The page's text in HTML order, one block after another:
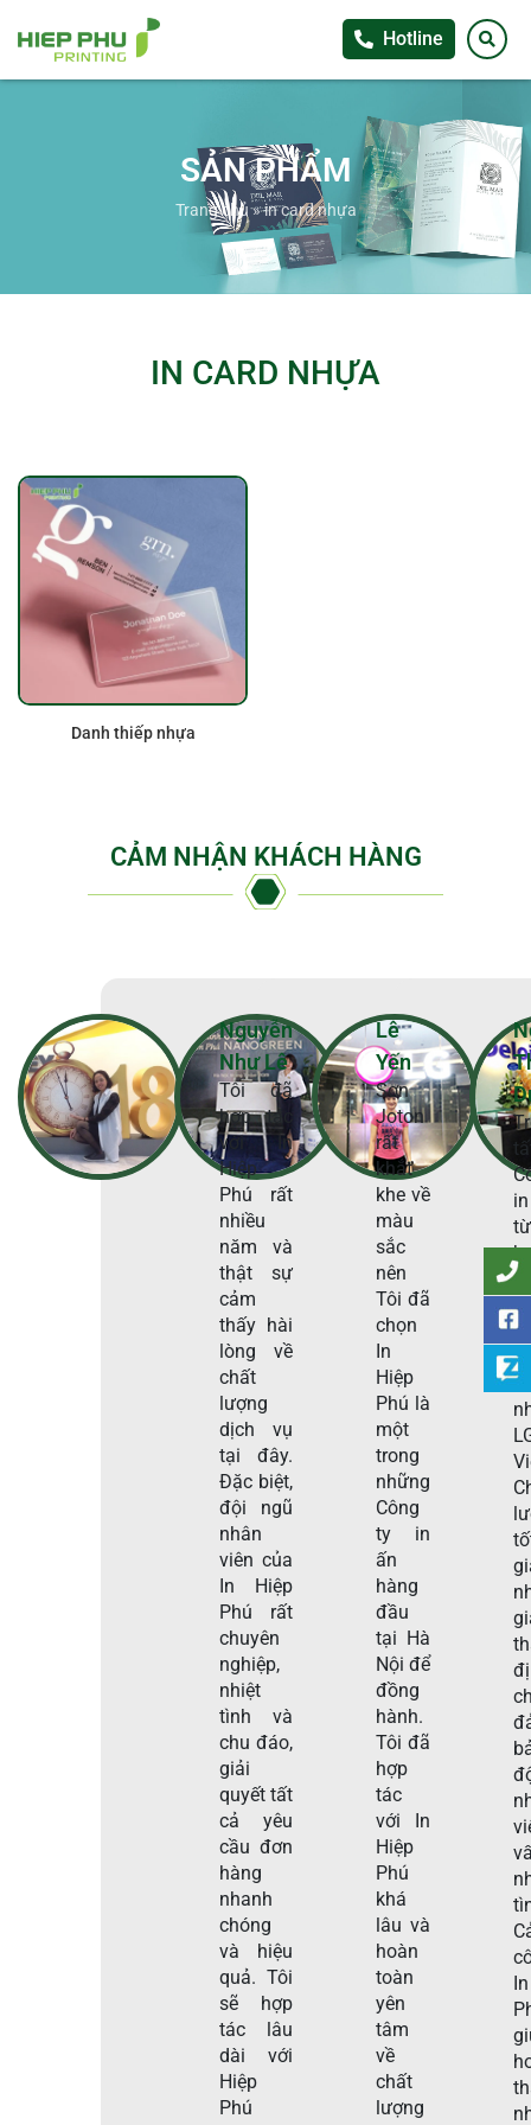
Hotline
SẢN PHẨM
Trang chủ»in card nhựa
IN CARD NHỰA
Danh thiếp nhựa
CẢM NHẬN KHÁCH HÀNG
Nguyễn
Như Lê
Tôi đã
hợp tác
với In
Hiệp
Phú rất
nhiều
năm và
thật sự
cảm
thấy hài
lòng về
chất
lượng
dịch vụ
tại đây.
Đặc biệt,
đội ngũ
nhân
viên của
In Hiệp
Phú rất
chuyên
nghiệp,
nhiệt
tình và
chu đáo,
giải
quyết tất
cả yêu
cầu đơn
hàng
nhanh
chóng
và hiệu
quả. Tôi
sẽ hợp
tác lâu
dài với
Hiệp
Phú
Lê
Yến
Sơn
Joton
rất
khắt
khe về
màu
sắc
nên
Tôi đã
chọn
In
Hiệp
Phú là
một
trong
những
Công
ty in
ấn
hàng
đầu
tại Hà
Nội để
đồng
hành.
Tôi đã
hợp
tác
với In
Hiệp
Phú
khá
lâu và
hoàn
toàn
yên
tâm
về
chất
lượng